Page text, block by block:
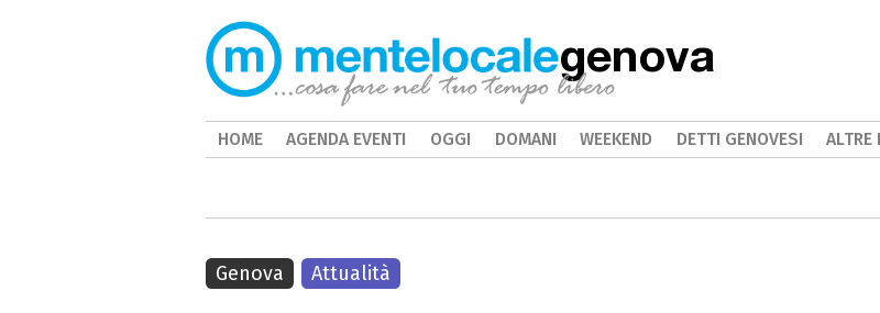
Genova Attualità
genova
HOME AGENDA EVENTI OGGI DOMANI WEEKEND DETTI GENOVESI ALTRE